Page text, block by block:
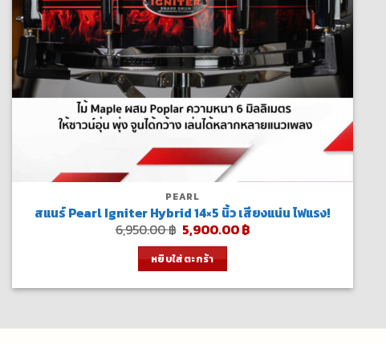
PEARL
สแนร์ Pearl Igniter Hybrid 14×5 นิ้ว เสียงแน่น ไฟแรง!
6,950.00฿ Original
price
was:
6,950.00 ฿.
5,900.00฿Current
หยิบใส่ตะกร้า